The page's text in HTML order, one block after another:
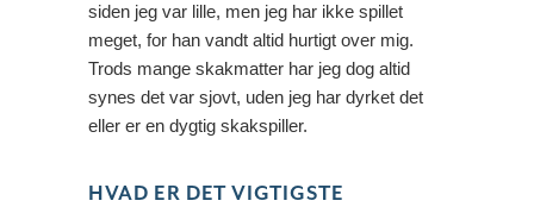
siden jeg var lille, men jeg har ikke spillet
meget, for han vandt altid hurtigt over mig.
Trods mange skakmatter har jeg dog altid
synes det var sjovt, uden jeg har dyrket det
eller er en dygtig skakspiller.
HVAD ER DET VIGTIGSTE